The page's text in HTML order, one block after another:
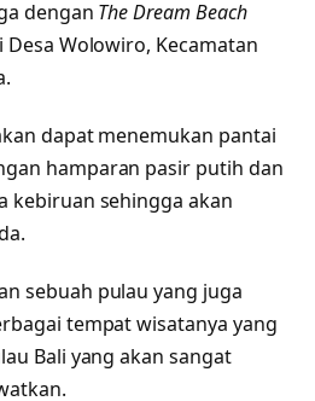
dengan The Dream Beach
Wolowiro, Kecamatan
dapat menemukan pantai
hamparan pasir putih dan
kebiruan sehingga akan
sebuah pulau yang juga
tempat wisatanya yang
Bali yang akan sangat